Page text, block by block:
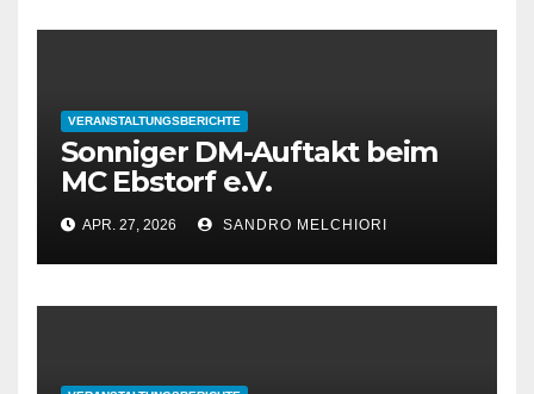
VERANSTALTUNGSBERICHTE
Sonniger DM-Auftakt beim
MC Ebstorf e.V.
APR. 27, 2026 SANDRO MELCHIORI